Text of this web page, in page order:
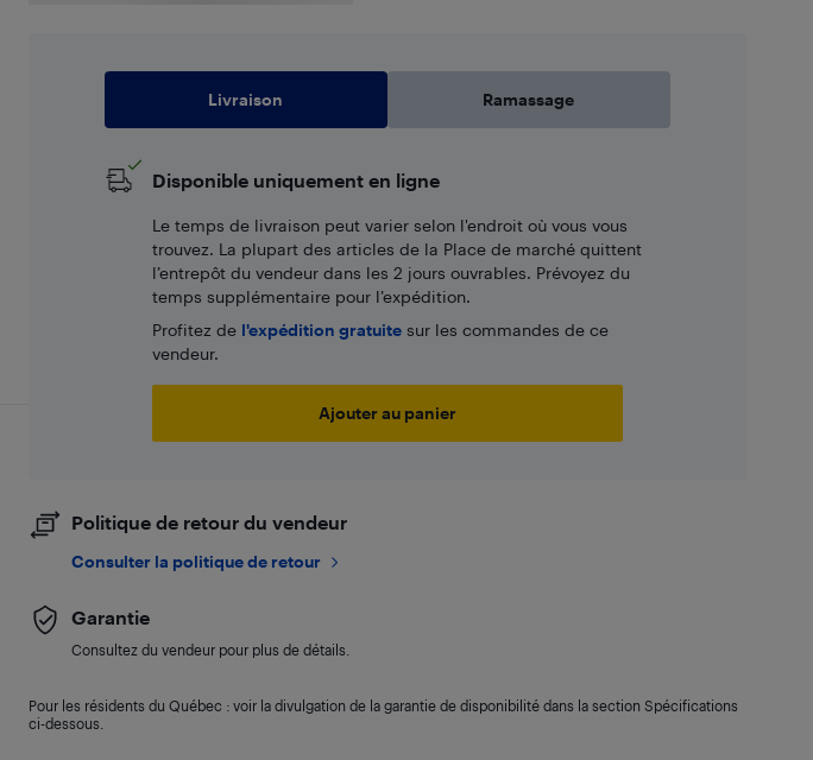
Livraison Ramassage
Disponible uniquement en ligne
Le temps de livraison peut varier selon l'endroit où vous vous
trouvez. La plupart des articles de la Place de marché quittent
l’entrepôt du vendeur dans les 2 jours ouvrables. Prévoyez du
temps supplémentaire pour l’expédition.
Profitez de l'expédition gratuitesur les commandes de ce
vendeur.
Ajouter au panier
Politique de retour du vendeur
Consulter la politique de retour
Garantie
Consultez du vendeur pour plus de détails.
Pour les résidents du Québec : voir la divulgation de la garantie de disponibilité dans la section Spécifications
ci-dessous.